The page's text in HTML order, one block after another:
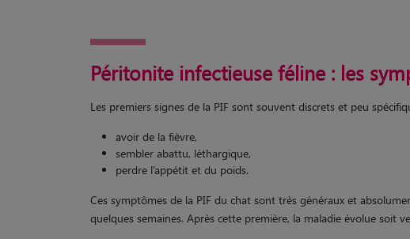
Péritonite infectieuse féline : les
Les premiers signes de la PIF sont souvent discrets et peu
avoir de la fièvre,
sembler abattu, léthargique,
perdre l’appétit et du poids.
Ces symptômes de la PIF du chat sont très généraux et
quelques semaines. Après cette première, la maladie évolue soit